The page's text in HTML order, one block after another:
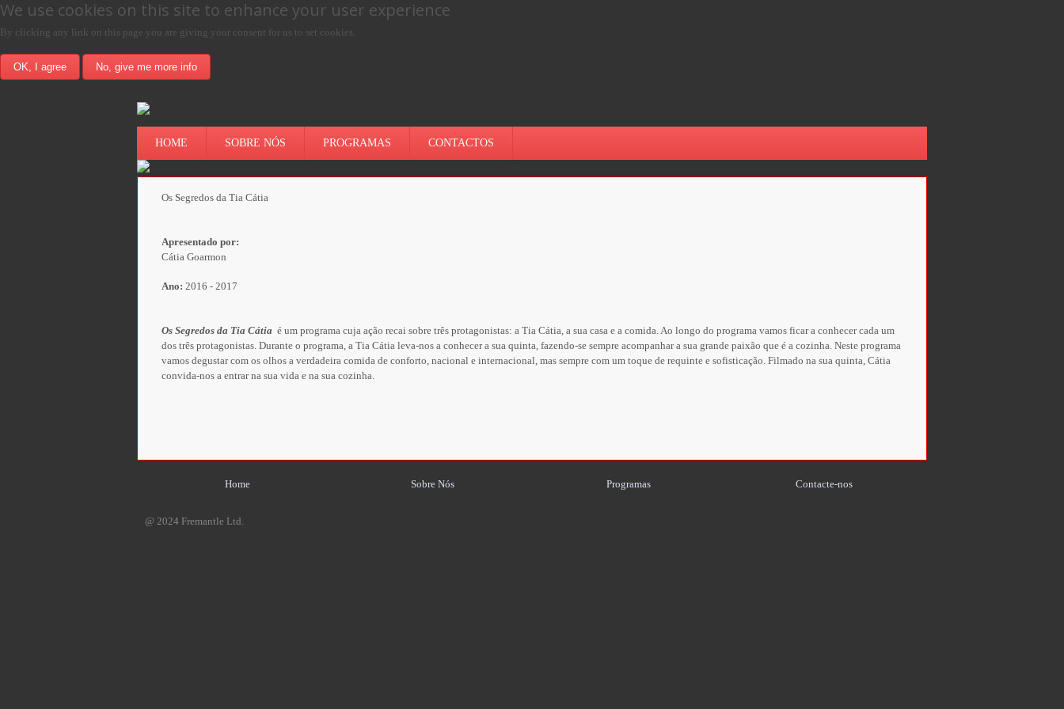
We use cookies on this site to enhance your user experience
By clicking any link on this page you are giving your consent for us to set cookies.
OK, I agree No, give me more info
HOME SOBRE NÓS PROGRAMAS CONTACTOS
Os Segredos da Tia Cátia
Apresentado por:
Cátia Goarmon
Ano: 2016 - 2017
Os Segredos da Tia Cátia é um programa cuja ação recai sobre três protagonistas: a Tia Cátia, a sua casa e a comida. Ao longo do programa vamos ficar a conhecer cada um
dos três protagonistas. Durante o programa, a Tia Cátia leva-nos a conhecer a sua quinta, fazendo-se sempre acompanhar a sua grande paixão que é a cozinha. Neste programa
vamos degustar com os olhos a verdadeira comida de conforto, nacional e internacional, mas sempre com um toque de requinte e sofisticação. Filmado na sua quinta, Cátia
convida-nos a entrar na sua vida e na sua cozinha.
Home Sobre Nós Programas Contacte-nos
@ 2024 Fremantle Ltd.